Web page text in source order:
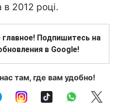
в 2012 році.
главное! Подпишитесь на
в Google!
там, где вам удобно!